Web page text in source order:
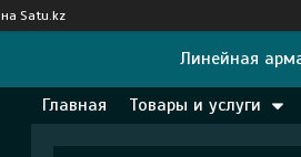
на Satu.kz
Линейная
Главная Товары и услуги